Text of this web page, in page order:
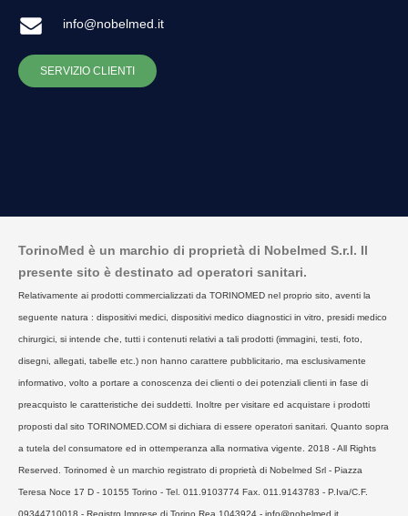
info@nobelmed.it
SERVIZIO CLIENTI
TorinoMed è un marchio di proprietà di Nobelmed S.r.l. Il
presente sito è destinato ad operatori sanitari.
Relativamente ai prodotti commercializzati da TORINOMED nel proprio sito, aventi la
seguente natura : dispositivi medici, dispositivi medico diagnostici in vitro, presidi medico
chirurgici, si intende che, tutti i contenuti relativi a tali prodotti (immagini, testi, foto,
disegni, allegati, tabelle etc.) non hanno carattere pubblicitario, ma esclusivamente
informativo, volto a portare a conoscenza dei clienti o dei potenziali clienti in fase di
preacquisto le caratteristiche dei suddetti. Inoltre per visitare ed acquistare i prodotti
proposti dal sito TORINOMED.COM si dichiara di essere operatori sanitari. Quanto sopra
a tutela del consumatore ed in ottemperanza alla normativa vigente. 2018 - All Rights
Reserved. Torinomed è un marchio registrato di proprietà di Nobelmed Srl - Piazza
Teresa Noce 17 D - 10155 Torino - Tel. 011.9103774 Fax. 011.9143783 - P.Iva/C.F.
09344710018 - Registro Imprese di Torino Rea 1043924 - info@nobelmed.it